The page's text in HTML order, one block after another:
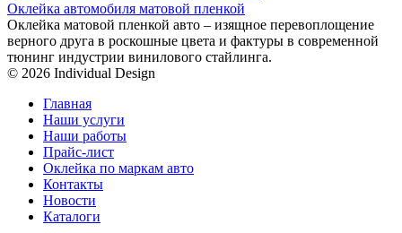
Оклейка автомобиля матовой пленкой
Оклейка матовой пленкой авто – изящное перевоплощение
верного друга в роскошные цвета и фактуры в современной
тюнинг индустрии винилового стайлинга.
© 2026 Individual Design
Главная
Наши услуги
Наши работы
Прайс-лист
Оклейка по маркам авто
Контакты
Новости
Каталоги